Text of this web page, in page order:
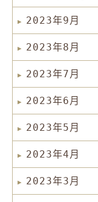
2023年9月
2023年8月
2023年7月
2023年6月
2023年5月
2023年4月
2023年3月